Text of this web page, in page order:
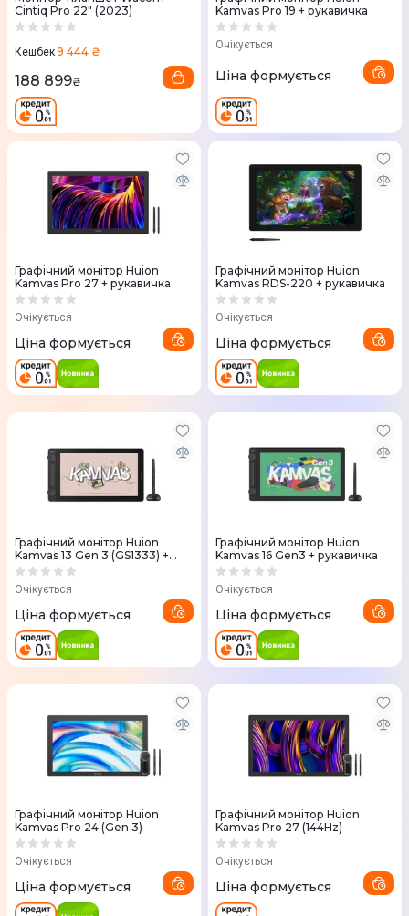
Cintiq Pro 22" (2023)
Кешбек9 444 ₴
188 899₴
Kamvas Pro 19 + рукавичка
Очікується
Ціна формується
Графічний монітор Huion
Kamvas Pro 27 + рукавичка
Очікується
Ціна формується
Графічний монітор Huion
Kamvas RDS-220 + рукавичка
Очікується
Ціна формується
Графічний монітор Huion
Kamvas 13 Gen 3 (GS1333) +
рукавичка
Очікується
Ціна формується
Графічний монітор Huion
Kamvas 16 Gen3 + рукавичка
Очікується
Ціна формується
Графічний монітор Huion
Kamvas Pro 24 (Gen 3)
Очікується
Ціна формується
Графічний монітор Huion
Kamvas Pro 27 (144Hz)
Очікується
Ціна формується